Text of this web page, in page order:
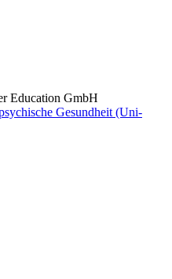
Education GmbH
Gesundheit (Uni-